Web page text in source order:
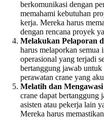
berkomunikasi dengan
memahami kebutuhan
kerja. Mereka harus
dengan rencana proyek
Melakukan Pelaporan
harus melaporkan semua
operasional yang terjadi
bertanggung jawab untuk
perawatan crane yang
Melatih dan Mengawasi
crane dapat bertanggung
asisten atau pekerja lain
Mereka harus